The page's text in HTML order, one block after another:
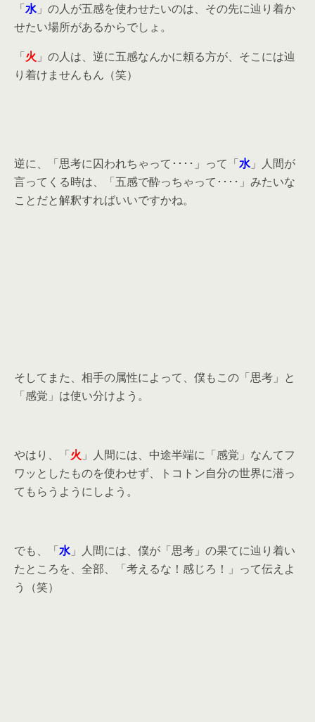
「水」の人が五感を使わせたいのは、その先に辿り着か
せたい場所があるからでしょ。
「火 」の人は、逆に五感なんかに頼る方が、そこには辿
り着けませんもん（笑）
逆に、「思考に囚われちゃって････」って「水」人間が
言ってくる時は、「五感で酔っちゃって････」みたいな
ことだと解釈すればいいですかね。
そしてまた、相手の属性によって、僕もこの「思考」と
「感覚」は使い分けよう。
やはり、「火 」人間には、中途半端に「感覚」なんてフ
ワッとしたものを使わせず、トコトン自分の世界に潜っ
てもらうようにしよう。
でも、「水」人間には、僕が「思考」の果てに辿り着い
たところを、全部、「考えるな！感じろ！」って伝えよ
う（笑）